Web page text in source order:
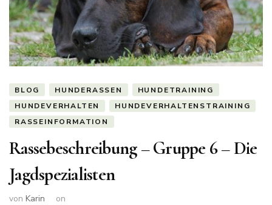
BLOG HUNDERASSEN
HUNDETRAINING
HUNDEVERHALTEN
HUNDEVERHALTENSTRAINING
RASSEINFORMATION
Rassebeschreibung – Gruppe 6 – Die
Jagdspezialisten
von Karin on